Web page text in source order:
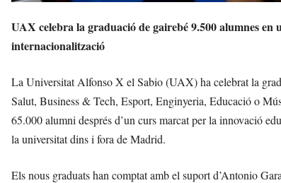
UAX celebra la graduació de gairebé 9.500 alumnes
internacionalització
La Universitat Alfonso X el Sabio (UAX) ha celebrat la
Salut, Business & Tech, Esport, Enginyeria, Educació o
65.000 alumni després d’un curs marcat per la innovació
la universitat dins i fora de Madrid.
Els nous graduats han comptat amb el suport d’Antonio